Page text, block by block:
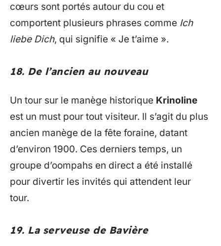
cœurs sont portés autour du cou et
comportent plusieurs phrases comme Ich
liebe Dich, qui signifie « Je t’aime ».
18. De l’ancien au nouveau
Un tour sur le manège historique Krinoline
est un must pour tout visiteur. Il s’agit du plus
ancien manège de la fête foraine, datant
d’environ 1900. Ces derniers temps, un
groupe d’oompahs en direct a été installé
pour divertir les invités qui attendent leur
tour.
19. La serveuse de Bavière